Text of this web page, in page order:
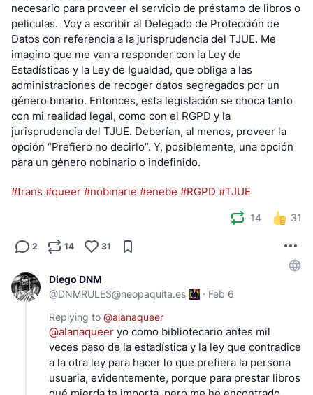
necesario para proveer el servicio de préstamo de libros o
peliculas.  Voy a escribir al Delegado de Protección de
Datos con referencia a la jurisprudencia del TJUE. Me
imagino que me van a responder con la Ley de
Estadísticas y la Ley de Igualdad, que obliga a las
administraciones de recoger datos segregados por un
género binario. Entonces, esta legislación se choca tanto
con mi realidad legal, como con el RGPD y la
jurisprudencia del TJUE. Deberían, al menos, proveer la
opción “Prefiero no decirlo”. Y, posiblemente, una opción
para un género nobinario o indefinido.
#trans #queer #nobinarie #enebe #RGPD #TJUE
14 31
2 14 31
Diego DNM
@DNMRULES@neopaquita.es · Feb 6
Replying to @alanaqueer
@alanaqueer yo como bibliotecario antes mil
veces paso de la estadística y la ley que contradice
a la otra ley para hacer lo que prefiera la persona
usuaria, evidentemente, porque para prestar libros